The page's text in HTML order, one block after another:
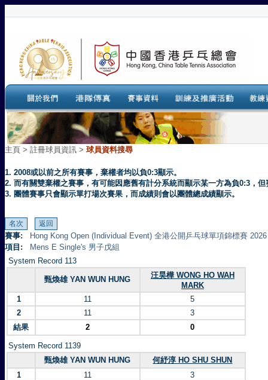
主頁 > 註冊球員資訊 > 球員資料搜尋
1. 2008或以前之所有賽事，棄權者均以負0:3顯示。
2. 而有關雙棄權之賽事，有可能因應舊有計分系統而顯示某一方為負0:3，
3. 團體賽事只會顯示單打場次賽果，而成績則會以團體總成績顯示。
賽事:
Hong Kong Open (Individual Event) 全港公開乒乓球單項錦標賽 2026
項目:
Mens E Single's 男子戊組
System Record 113
甄煥雄 YAN WUN HUNG
汪昊樺 WONG HO WAH
MARK
1
11
5
2
11
3
結果
2 0
System Record 1139
甄煥雄 YAN WUN HUNG
何紓淳 HO SHU SHUN
1
11
3